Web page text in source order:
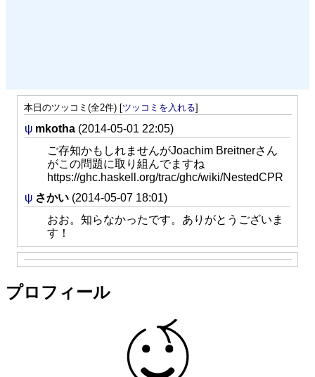
本日のツッコミ(全2件) [ツッコミを入れる]
ψ mkotha (2014-05-01 22:05)
ご存知かもしれませんがJoachim Breitnerさん
がこの問題に取り組んでますね
https://ghc.haskell.org/trac/ghc/wiki/NestedCPR
ψ さかい (2014-05-07 18:01)
おお。知らなかったです。ありがとうございま
す！
プロフィール